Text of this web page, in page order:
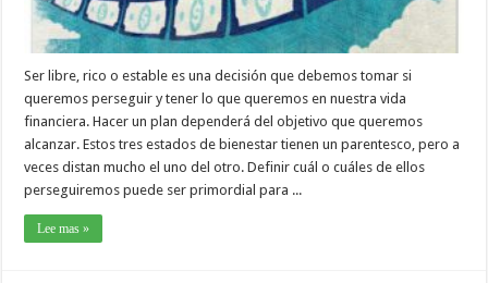
Ser libre, rico o estable es una decisión que debemos tomar si
queremos perseguir y tener lo que queremos en nuestra vida
financiera. Hacer un plan dependerá del objetivo que queremos
alcanzar. Estos tres estados de bienestar tienen un parentesco, pero a
veces distan mucho el uno del otro. Definir cuál o cuáles de ellos
perseguiremos puede ser primordial para ...
Lee mas »